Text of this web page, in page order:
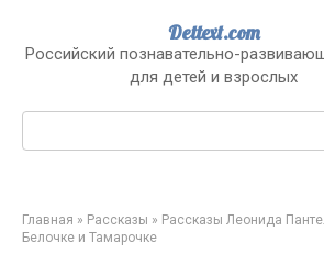
контенту
Dettext.com
Российский познавательно-
для детей и взрослых
Поиск:
Главная » Рассказы » Рассказы Леонида
Белочке и Тамарочке